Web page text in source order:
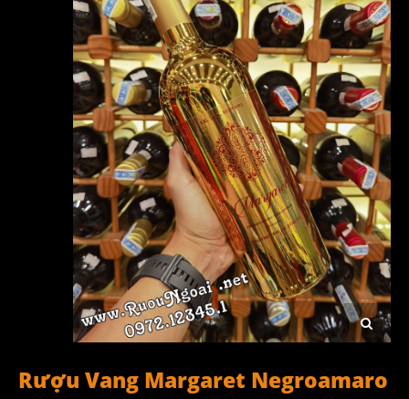
Rượu Vang Margaret Negroamaro